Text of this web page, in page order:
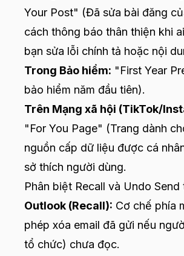
Your Post" (Đã sửa bài đăng
cách thông báo thân thiện khi
bạn sửa lỗi chính tả hoặc nội
Trong Bảo hiểm: "First Year
bảo hiểm năm đầu tiên).
Trên Mạng xã hội (TikTok/
"For You Page" (Trang dành
nguồn cấp dữ liệu được cá
sở thích người dùng.
Phân biệt Recall và Undo Send
Outlook (Recall): Cơ chế phía
phép xóa email đã gửi nếu
tổ chức) chưa đọc.